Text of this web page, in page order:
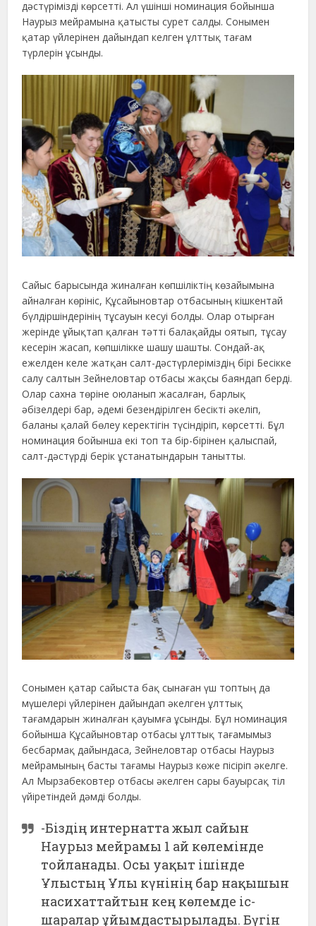
дәстүрімізді көрсетті. Ал үшінші номинация бойынша
Наурыз мейрамына қатысты сурет салды. Сонымен
қатар үйлерінен дайындап келген ұлттық тағам
түрлерін ұсынды.
Сайыс барысында жиналған көпшіліктің көзайымына
айналған көрініс, Құсайыновтар отбасының кішкентай
бүлдіршіндерінің тұсауын кесуі болды. Олар отырған
жерінде ұйықтап қалған тәтті балақайды оятып, тұсау
кесерін жасап, көпшілікке шашу шашты. Сондай-ақ
ежелден келе жатқан салт-дәстүрлеріміздің бірі Бесікке
салу салтын Зейнеловтар отбасы жақсы баяндап берді.
Олар сахна төріне оюланып жасалған, барлық
әбізелдері бар, әдемі безендірілген бесікті әкеліп,
баланы қалай бөлеу керектігін түсіндіріп, көрсетті. Бұл
номинация бойынша екі топ та бір-бірінен қалыспай,
салт-дәстүрді берік ұстанатындарын танытты.
Сонымен қатар сайыста бақ сынаған үш топтың да
мүшелері үйлерінен дайындап әкелген ұлттық
тағамдарын жиналған қауымға ұсынды. Бұл номинация
бойынша Құсайыновтар отбасы ұлттық тағамымыз
бесбармақ дайындаса, Зейнеловтар отбасы Наурыз
мейрамының басты тағамы Наурыз көже пісіріп әкелге.
Ал Мырзабековтер отбасы әкелген сары бауырсақ тіл
үйіретіндей дәмді болды.
-Біздің интернатта жыл сайын
Наурыз мейрамы 1 ай көлемінде
тойланады. Осы уақыт ішінде
Ұлыстың Ұлы күнінің бар нақышын
насихаттайтын кең көлемде іс-
шаралар ұйымдастырылады. Бүгін